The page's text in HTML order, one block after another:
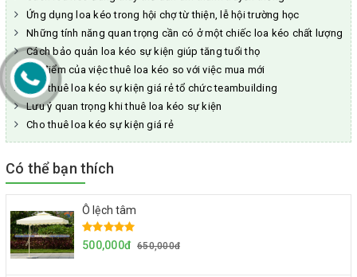
Ứng dụng loa kéo trong hội chợ từ thiện, lễ hội trường học
Những tính năng quan trọng cần có ở một chiếc loa kéo chất lượng
Cách bảo quản loa kéo sự kiện giúp tăng tuổi thọ
Ưu điểm của việc thuê loa kéo so với việc mua mới
Cho thuê loa kéo sự kiện giá rẻ tổ chức teambuilding
Lưu ý quan trọng khi thuê loa kéo sự kiện
Cho thuê loa kéo sự kiện giá rẻ
Có thể bạn thích
Ô lệch tâm
500,000đ 650,000đ